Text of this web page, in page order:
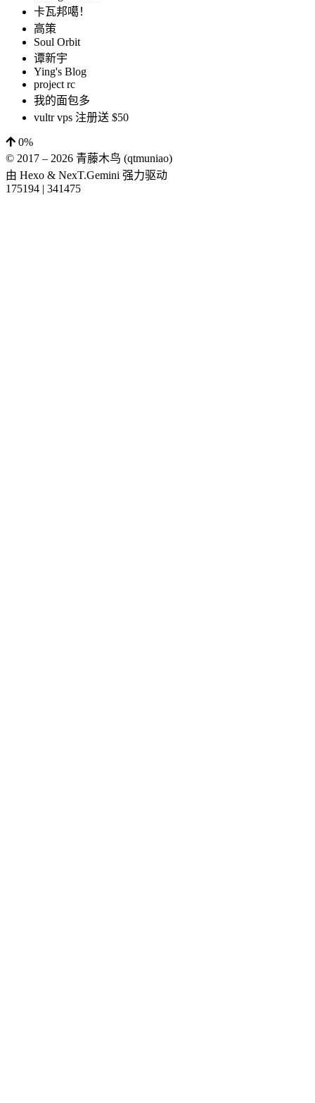
卡瓦邦噶！
高策
Soul Orbit
谭新宇
Ying's Blog
project rc
我的面包多
vultr vps 注册送 $50
0%
© 2017 – 2026 青藤木鸟 (qtmuniao)
由 Hexo & NexT.Gemini 强力驱动
175194 | 341475